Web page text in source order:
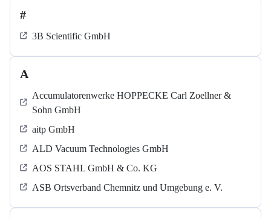
#
3B Scientific GmbH
A
Accumulatorenwerke HOPPECKE Carl Zoellner &
Sohn GmbH
aitp GmbH
ALD Vacuum Technologies GmbH
AOS STAHL GmbH & Co. KG
ASB Ortsverband Chemnitz und Umgebung e. V.